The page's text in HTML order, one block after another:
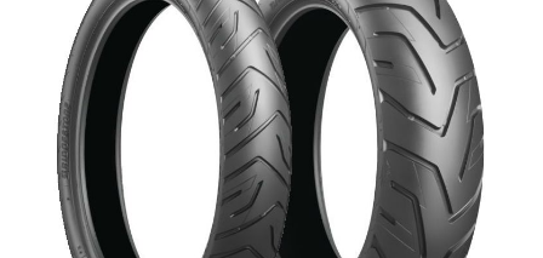
Brand
sub-
menu
Kontaktai